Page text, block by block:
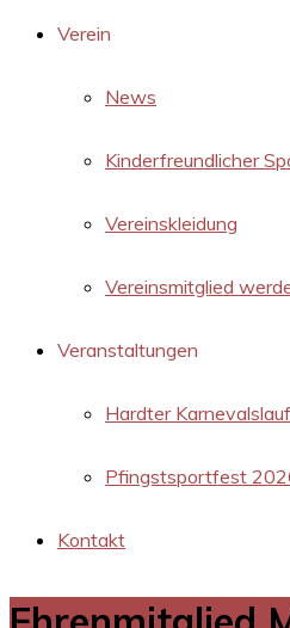
Verein
News
Kinderfreundlicher
Vereinskleidung
Vereinsmitglied
Veranstaltungen
Hardter
Pfingstsportfest
Kontakt